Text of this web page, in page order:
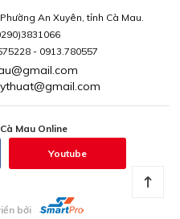
An Xuyên, tỉnh Cà Mau.
- 0913.780557
Mau Online
Youtube
bởi